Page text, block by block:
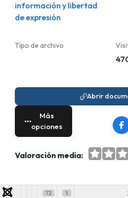
información y libertad
de expresión
Tipo de archivo
Abrir
Más
opciones
Valoración media:
72 1